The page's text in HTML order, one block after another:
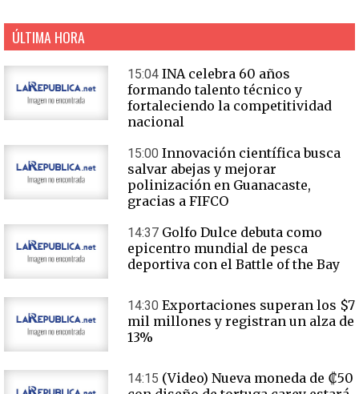
ÚLTIMA HORA
15:04 INA celebra 60 años
formando talento técnico y
fortaleciendo la competitividad
nacional
15:00 Innovación científica busca
salvar abejas y mejorar
polinización en Guanacaste,
gracias a FIFCO
14:37 Golfo Dulce debuta como
epicentro mundial de pesca
deportiva con el Battle of the Bay
14:30 Exportaciones superan los $7
mil millones y registran un alza de
13%
14:15 (Video) Nueva moneda de ₡50